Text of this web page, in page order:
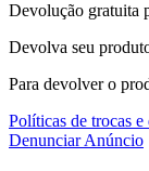
Devolução gratuita
Devolva seu
Para devolver o
Políticas de trocas e
Denunciar Anúncio